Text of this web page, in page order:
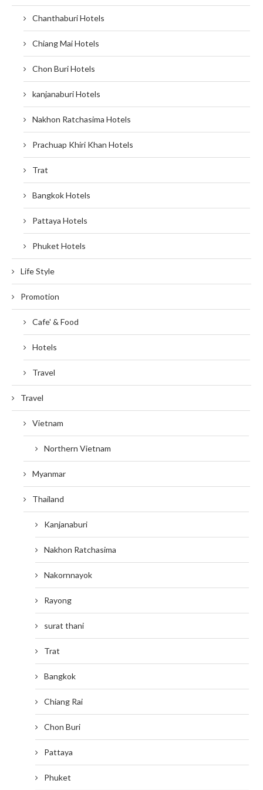
Chanthaburi Hotels
Chiang Mai Hotels
Chon Buri Hotels
kanjanaburi Hotels
Nakhon Ratchasima Hotels
Prachuap Khiri Khan Hotels
Trat
Bangkok Hotels
Pattaya Hotels
Phuket Hotels
Life Style
Promotion
Cafe' & Food
Hotels
Travel
Travel
Vietnam
Northern Vietnam
Myanmar
Thailand
Kanjanaburi
Nakhon Ratchasima
Nakornnayok
Rayong
surat thani
Trat
Bangkok
Chiang Rai
Chon Buri
Pattaya
Phuket